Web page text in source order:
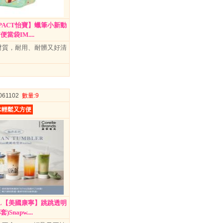
怡寶】蠟筆小新動
當袋IM....
，耐用、耐髒又好清
數量:9
鬆又方便
美國康寧】跳跳透明
)Snapw....